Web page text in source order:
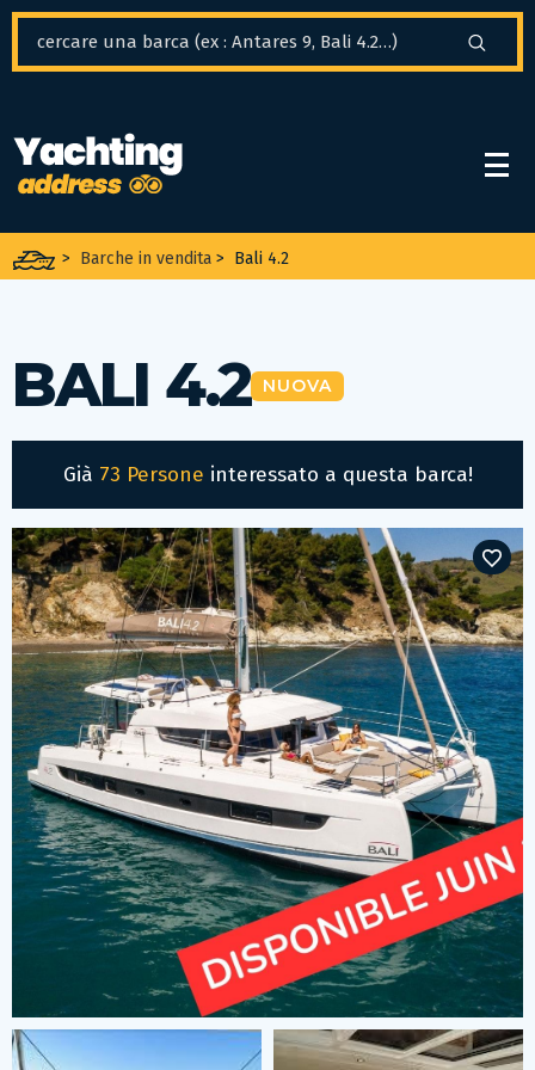
> Barche in vendita > Bali 4.2
BALI 4.2 NUOVA
Già 73 Persone interessato a questa barca!
Pannello di gestione dei cookies